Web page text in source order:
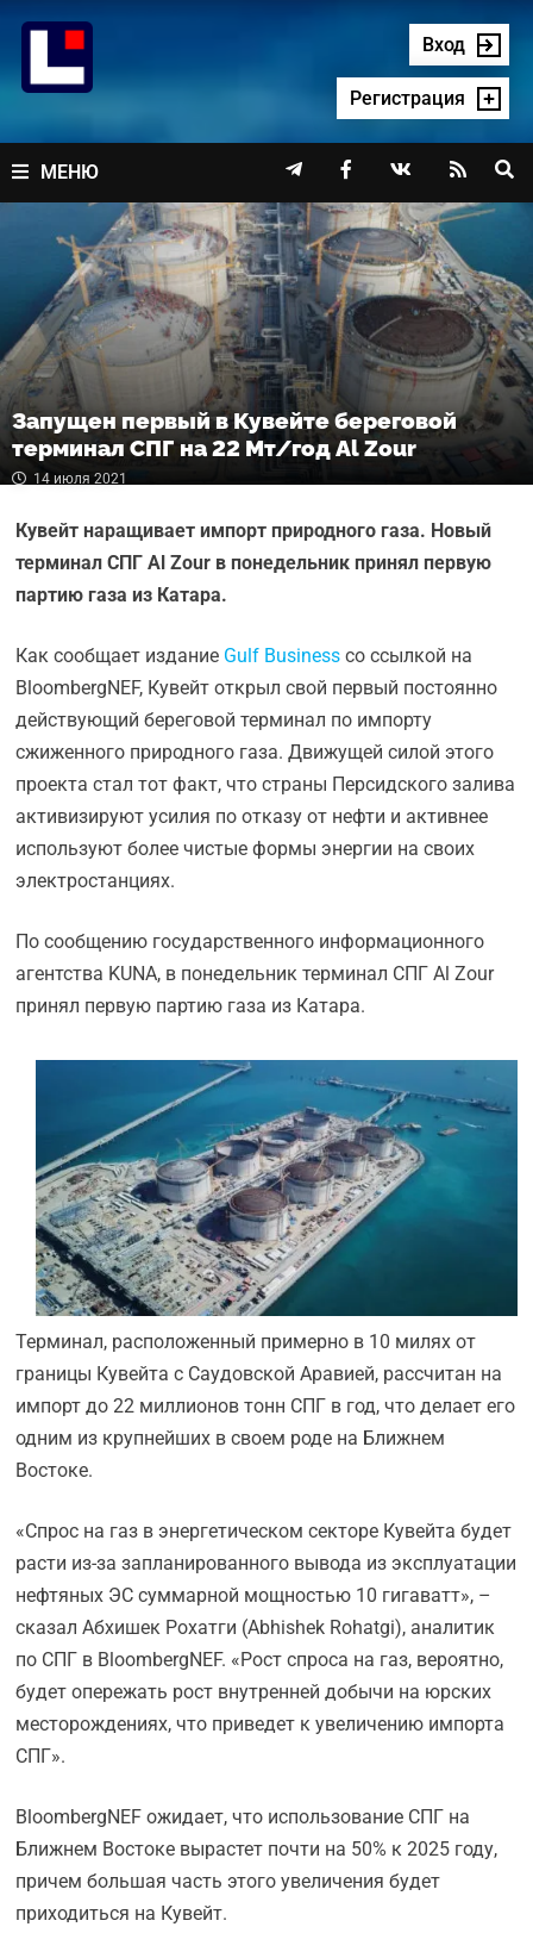
содержимому
Вход
Регистрация
МЕНЮ    
Запущен первый в Кувейте береговой
терминал СПГ на 22 Мт/год Al Zour
14 июля 2021
Кувейт наращивает импорт природного газа. Новый
терминал СПГ Al Zour в понедельник принял первую
партию газа из Катара.
Как сообщает издание Gulf Business со ссылкой на
BloombergNEF, Кувейт открыл свой первый постоянно
действующий береговой терминал по импорту
сжиженного природного газа. Движущей силой этого
проекта стал тот факт, что страны Персидского залива
активизируют усилия по отказу от нефти и активнее
используют более чистые формы энергии на своих
электростанциях.
По сообщению государственного информационного
агентства KUNA, в понедельник терминал СПГ Al Zour
принял первую партию газа из Катара.
Терминал, расположенный примерно в 10 милях от
границы Кувейта с Саудовской Аравией, рассчитан на
импорт до 22 миллионов тонн СПГ в год, что делает его
одним из крупнейших в своем роде на Ближнем
Востоке.
«Спрос на газ в энергетическом секторе Кувейта будет
расти из-за запланированного вывода из эксплуатации
нефтяных ЭС суммарной мощностью 10 гигаватт», –
сказал Абхишек Рохатги (Abhishek Rohatgi), аналитик
по СПГ в BloombergNEF. «Рост спроса на газ, вероятно,
будет опережать рост внутренней добычи на юрских
месторождениях, что приведет к увеличению импорта
СПГ».
BloombergNEF ожидает, что использование СПГ на
Ближнем Востоке вырастет почти на 50% к 2025 году,
причем большая часть этого увеличения будет
приходиться на Кувейт.